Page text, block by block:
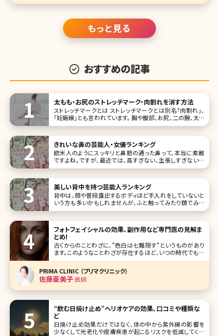
もっと見る
おすすめの記事
太もも・お尻のストレッチマーク・肉割れを消す方法
ストレッチマークとは ストレッチマークとは別名「肉割れ」、
「妊娠線」とも言われています。 胸や腹部、お尻、二の腕、太も
もなどの皮下脂肪が多くあり、皮膚が乾燥しやすい部分にで
きれいな鼻の芸能人・女優ランキング
欧米人のようにスッキリと鼻筋の通った鼻って、本当に素敵
ですよね。ですが、最近では、高すぎない、主張しすぎない鼻
の方が人気のようです。その方が日本人の顔立ちとバランス
ら見たときにも美しくなければなりません。それでは、気にな
るきれいな鼻をした芸能
美しい背中を持つ芸能人ランキング
背中は、顔や普段露出するボディほど手入れをしていないと
いう方も多いかもしれませんが、ふと触ってみたり鏡でみる
と、うぶ毛であったり、背中ニキビであったり、かつての日焼け
だけれど、やはりふ
フォトフェイシャルの効果、副作用など専門医の見解ま
とめ!
古くからのことわざに、”色白は七難隠す”というものがあり
ます。このようなことわざが存在するほど、いつの時代でも日
本人女性は美白を意識して生活してきたということなのでし
ょう。そして現代では”ヤマンバ”や”ガングロ”などが一部の
若い女性たちの間で流行ったこともありましたが、依然とし
て、抜けるような色
PRIMA CLINIC （プリマクリニック）
佐藤亜美子医師
“飲む日焼け止め”ヘリオケアの効果、口コミや種類な
ど
日焼け止め効果だけではなく、体の中から紫外線の影響を
少なくして光老化や皮膚疾患が起こるリスクを低減してくれ